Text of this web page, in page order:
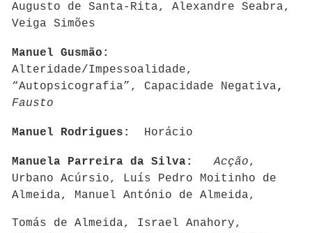
Augusto de Santa-Rita, Alexandre Seabra,
Veiga Simões
Manuel Gusmão:
Alteridade/Impessoalidade,
“Autopsicografia”, Capacidade Negativa,
Fausto
Manuel Rodrigues: Horácio
Manuela Parreira da Silva:Acção,
Urbano Acúrsio, Luís Pedro Moitinho de
Almeida, Manuel António de Almeida,
Tomás de Almeida, Israel Anahory,